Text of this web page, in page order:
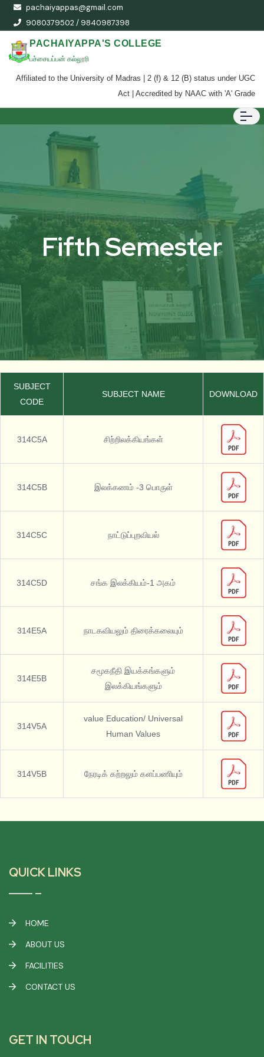
pachaiyappas@gmail.com
9080379502 / 9840987398
PACHAIYAPPA'S COLLEGE
பச்சையப்பன் கல்லூரி
Affiliated to the University of Madras | 2 (f) & 12 (B) status under UGC
Act | Accredited by NAAC with 'A' Grade
Fifth Semester
Fifth Semester
SUBJECT
CODE
SUBJECT NAME DOWNLOAD
314C5A சிற்றிலக்கியங்கள்
314C5B இலக்கணம் -3 பொருள்
314C5C நாட்டுப்புறவியல்
314C5D சங்க இலக்கியம்-1 அகம்
314E5A நாடகவியலும் திரைக்கலையும்
314E5B
சமூகநீதி இயக்கங்களும்
இலக்கியங்களும்
314V5A
value Education/ Universal
Human Values
314V5B நேரடிக் கற்றலும் களப்பணியும்
QUICK LINKS
HOME
ABOUT US
FACILITIES
CONTACT US
GET IN TOUCH